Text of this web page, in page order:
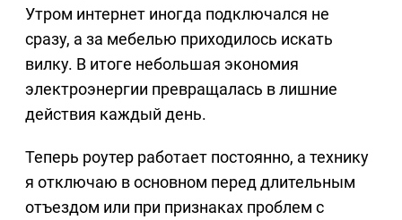
Утром интернет иногда подключался не
сразу, а за мебелью приходилось искать
вилку. В итоге небольшая экономия
электроэнергии превращалась в лишние
действия каждый день.
Теперь роутер работает постоянно, а технику
я отключаю в основном перед длительным
отъездом или при признаках проблем с